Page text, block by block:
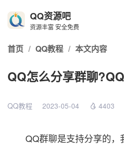
QQ资源吧
资源丰富 安全免费
首页 / QQ教程 / 本文内容
QQ怎么分享群聊
QQ教程 2023-05-04 4403
QQ群聊是支持分享的，